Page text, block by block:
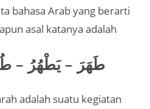
bahasa Arab yang berarti
asal katanya adalah
طَهَرَ – يَطْهُرُ –
adalah suatu kegiatan